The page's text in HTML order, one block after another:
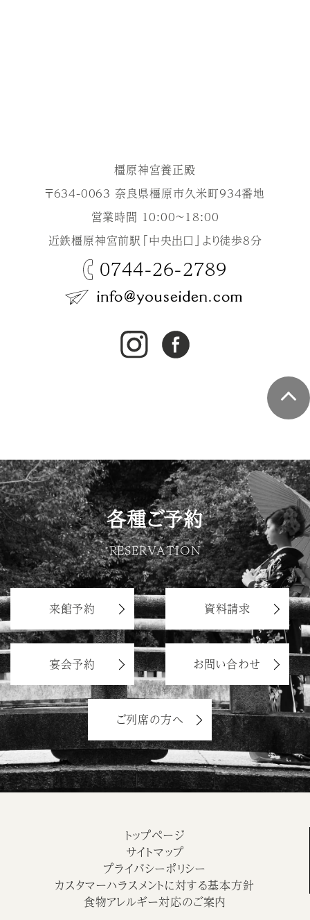
橿原神宮養正殿
〒634-0063 奈良県橿原市久米町934番地
営業時間 10:00～18:00
近鉄橿原神宮前駅「中央出口」より徒歩8分
0744-26-2789
各種ご予約
RESERVATION
来館予約 資料請求
宴会予約 お問い合わせ
ご列席の方へ
トップページ
サイトマップ
プライバシーポリシー
カスタマーハラスメントに対する基本方針
食物アレルギー対応のご案内